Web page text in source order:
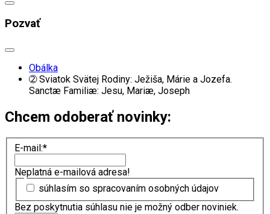
Pozvať
Obálka
➁ Sviatok Svätej Rodiny: Ježiša, Márie a Jozefa.
Sanctæ Familiæ: Jesu, Mariæ, Joseph
Chcem odoberať novinky:
E-mail:*
Neplatná e-mailová adresa!
súhlasím so spracovaním osobných údajov
Bez poskytnutia súhlasu nie je možný odber noviniek.